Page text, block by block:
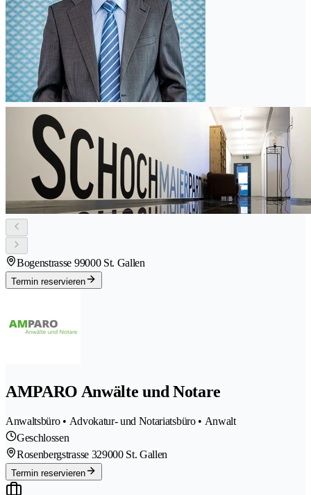
Bogenstrasse 99000 St. Gallen
Termin reservieren
AMPARO Anwälte und Notare
Anwaltsbüro • Advokatur- und Notariatsbüro • Anwalt
Geschlossen
Rosenbergstrasse 329000 St. Gallen
Termin reservieren